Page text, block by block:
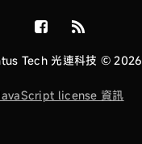
Tech 光連科技 © 2026
license 資訊